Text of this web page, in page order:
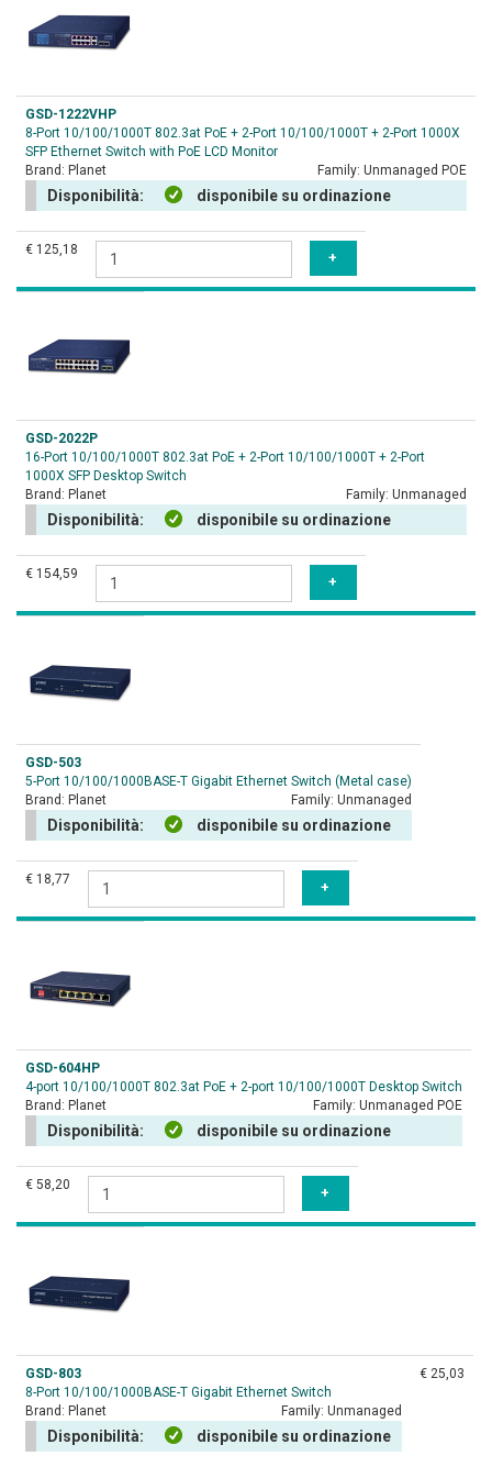
GSD-1222VHP
8-Port 10/100/1000T 802.3at PoE + 2-Port 10/100/1000T + 2-Port 1000X
SFP Ethernet Switch with PoE LCD Monitor
Brand: Planet Family: Unmanaged POE
Disponibilità: disponibile su ordinazione
€ 125,18
GSD-2022P
16-Port 10/100/1000T 802.3at PoE + 2-Port 10/100/1000T + 2-Port
1000X SFP Desktop Switch
Brand: Planet Family: Unmanaged
Disponibilità: disponibile su ordinazione
€ 154,59
GSD-503
5-Port 10/100/1000BASE-T Gigabit Ethernet Switch (Metal case)
Brand: Planet Family: Unmanaged
Disponibilità: disponibile su ordinazione
€ 18,77
GSD-604HP
4-port 10/100/1000T 802.3at PoE + 2-port 10/100/1000T Desktop Switch
Brand: Planet Family: Unmanaged POE
Disponibilità: disponibile su ordinazione
€ 58,20
GSD-803
8-Port 10/100/1000BASE-T Gigabit Ethernet Switch
Brand: Planet Family: Unmanaged
Disponibilità: disponibile su ordinazione
€ 25,03